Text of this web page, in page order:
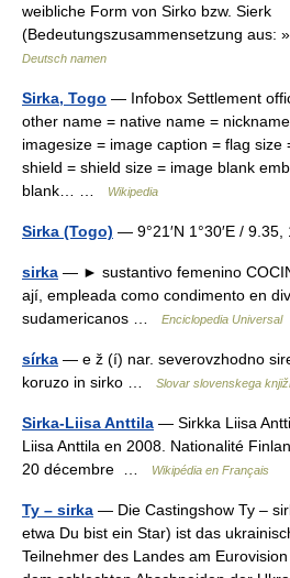
weibliche Form von Sirko bzw. Sierk
(Bedeutungszusammensetzung aus:
Deutsch namen
Sirka, Togo — Infobox Settlement
other name = native name =
imagesize = image caption = flag size
shield = shield size = image blank
blank… …
Wikipedia
Sirka (Togo) — 9°21′N 1°30′E /
sirka — ► sustantivo femenino
ají, empleada como condimento en
sudamericanos …
Enciclopedia Universal
sírka — e ž (í) nar. severovzhodno
koruzo in sirko …
Slovar slovenskega
Sirka-Liisa Anttila — Sirkka Liisa
Liisa Anttila en 2008. Nationalité
20 décembre …
Wikipédia en Français
Ty – sirka — Die Castingshow Ty –
etwa Du bist ein Star) ist das
Teilnehmer des Landes am